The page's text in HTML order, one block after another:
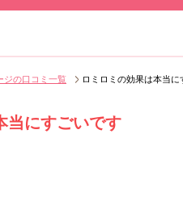
ジの口コミ一覧 ロミロミの効果は本当に
当にすごいです